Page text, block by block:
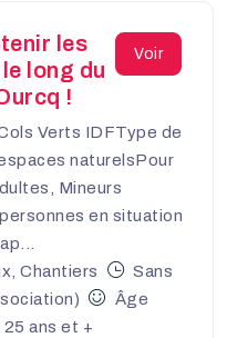
Voir
les
long du
!
Verts IDFType de
naturelsPour
Mineurs
en situation
Chantiers
Sans
Âge
ans et +